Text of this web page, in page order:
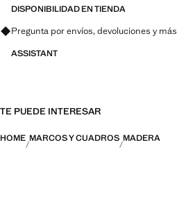
DISPONIBILIDAD EN TIENDA
Pregunta por envíos, devoluciones y más
ASSISTANT
TE PUEDE INTERESAR
HOME MARCOS Y CUADROS MADERA